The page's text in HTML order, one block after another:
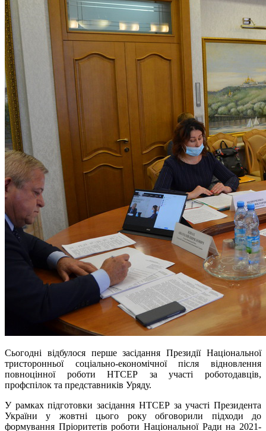
Сьогодні відбулося перше засідання Президії Національної
тристоронньої соціально-економічної після відновлення
повноцінної роботи НТСЕР за участі роботодавців,
профспілок та представників Уряду.
У рамках підготовки засідання НТСЕР за участі Президента
України у жовтні цього року обговорили підходи до
формування Пріоритетів роботи Національної Ради на 2021-